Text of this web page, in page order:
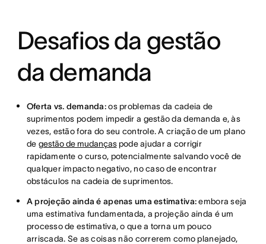
Desafios da gestão
da demanda
Oferta vs. demanda:os problemas da cadeia de
suprimentos podem impedir a gestão da demanda e, às
vezes, estão fora do seu controle. A criação de um plano
de gestão de mudançaspode ajudar a corrigir
rapidamente o curso, potencialmente salvando você de
qualquer impacto negativo, no caso de encontrar
obstáculos na cadeia de suprimentos.
A projeção ainda é apenas uma estimativa:embora seja
uma estimativa fundamentada, a projeção ainda é um
processo de estimativa, o que a torna um pouco
arriscada. Se as coisas não correrem como planejado,